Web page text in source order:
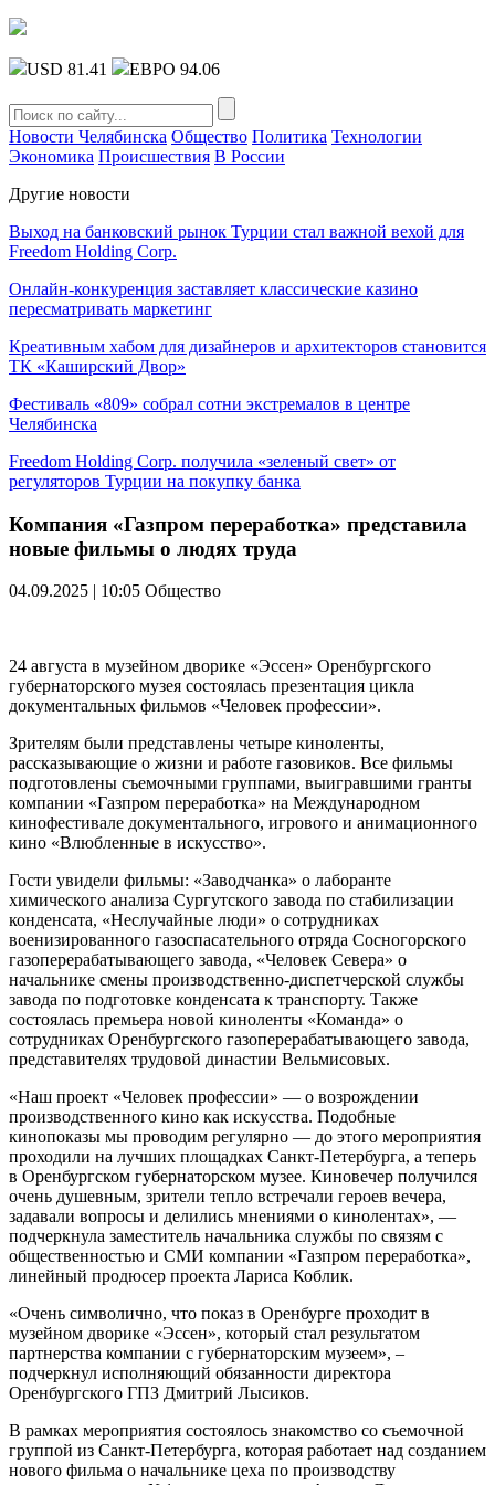
USD 81.41 ЕВРО 94.06
Новости Челябинска Общество Политика Технологии
Экономика Происшествия В России
Другие новости
Выход на банковский рынок Турции стал важной вехой для
Freedom Holding Corp.
Онлайн-конкуренция заставляет классические казино
пересматривать маркетинг
Креативным хабом для дизайнеров и архитекторов становится
ТК «Каширский Двор»
Фестиваль «809» собрал сотни экстремалов в центре
Челябинска
Freedom Holding Corp. получила «зеленый свет» от
регуляторов Турции на покупку банка
Компания «Газпром переработка» представила
новые фильмы о людях труда
04.09.2025 | 10:05 Общество
24 августа в музейном дворике «Эссен» Оренбургского
губернаторского музея состоялась презентация цикла
документальных фильмов «Человек профессии».
Зрителям были представлены четыре киноленты,
рассказывающие о жизни и работе газовиков. Все фильмы
подготовлены съемочными группами, выигравшими гранты
компании «Газпром переработка» на Международном
кинофестивале документального, игрового и анимационного
кино «Влюбленные в искусство».
Гости увидели фильмы: «Заводчанка» о лаборанте
химического анализа Сургутского завода по стабилизации
конденсата, «Неслучайные люди» о сотрудниках
военизированного газоспасательного отряда Сосногорского
газоперерабатывающего завода, «Человек Севера» о
начальнике смены производственно-диспетчерской службы
завода по подготовке конденсата к транспорту. Также
состоялась премьера новой киноленты «Команда» о
сотрудниках Оренбургского газоперерабатывающего завода,
представителях трудовой династии Вельмисовых.
«Наш проект «Человек профессии» — о возрождении
производственного кино как искусства. Подобные
кинопоказы мы проводим регулярно — до этого мероприятия
проходили на лучших площадках Санкт-Петербурга, а теперь
в Оренбургском губернаторском музее. Киновечер получился
очень душевным, зрители тепло встречали героев вечера,
задавали вопросы и делились мнениями о кинолентах», —
подчеркнула заместитель начальника службы по связям с
общественностью и СМИ компании «Газпром переработка»,
линейный продюсер проекта Лариса Коблик.
«Очень символично, что показ в Оренбурге проходит в
музейном дворике «Эссен», который стал результатом
партнерства компании с губернаторским музеем», –
подчеркнул исполняющий обязанности директора
Оренбургского ГПЗ Дмитрий Лысиков.
В рамках мероприятия состоялось знакомство со съемочной
группой из Санкт-Петербурга, которая работает над созданием
нового фильма о начальнике цеха по производству